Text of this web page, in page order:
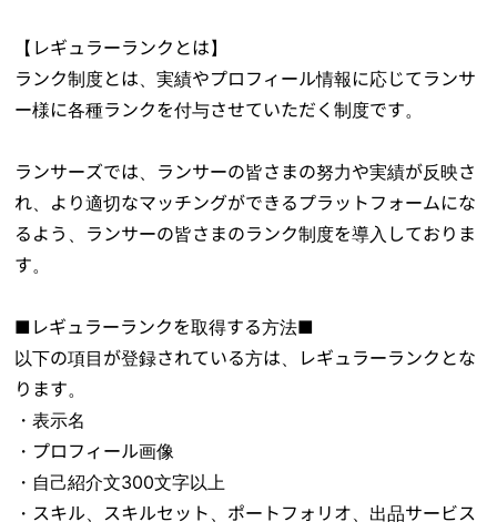
【レギュラーランクとは】
ランク制度とは、実績やプロフィール情報に応じてランサ
ー様に各種ランクを付与させていただく制度です。
ランサーズでは、ランサーの皆さまの努力や実績が反映さ
れ、より適切なマッチングができるプラットフォームにな
るよう、ランサーの皆さまのランク制度を導入しておりま
す。
■レギュラーランクを取得する方法■
以下の項目が登録されている方は、レギュラーランクとな
ります。
・表示名
・プロフィール画像
・自己紹介文300文字以上
・スキル、スキルセット、ポートフォリオ、出品サービス